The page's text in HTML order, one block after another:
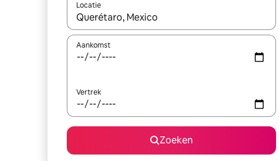
Locatie
Wanneer er suggesties beschikbaar zijn, maak je
Aankomst
Vertrek
Zoeken